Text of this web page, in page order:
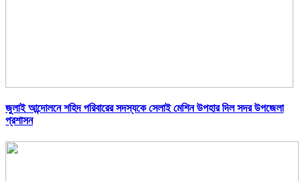
জুলাই আন্দোলনে শহিদ পরিবারের সদস্যকে সেলাই মেশিন উপহার দিল সদর উপজেলা
প্রশাসন